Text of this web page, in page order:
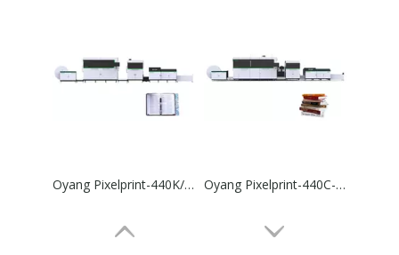
Oyang Pixelprint-440K/D-HD Máquina de impressão de livros digitais de jato de jato rotativo rotativo Oyang Pixelprint-440C-HD Rotário Jato de Jato Digital Printing Machine